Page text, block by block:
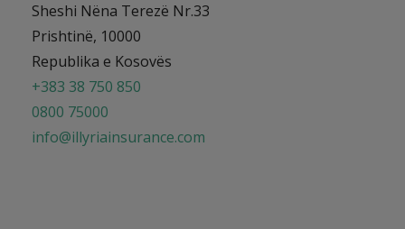
Sheshi Nëna Terezë Nr.33
Prishtinë, 10000
Republika e Kosovës
+383 38 750 850
0800 75000
info@illyriainsurance.com